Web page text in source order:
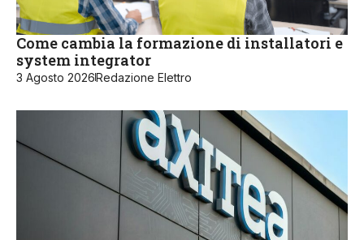
Come cambia la formazione di installatori e
system integrator
3 Agosto 2026Redazione Elettro